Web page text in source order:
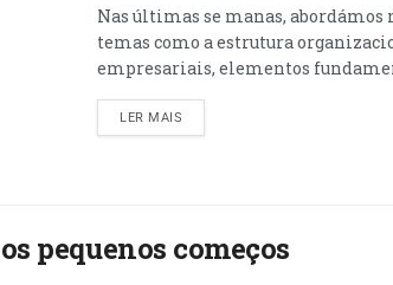
Nas últimas se manas, abordámos
temas como a estrutura
empresariais, elementos
LER MAIS
pequenos começos